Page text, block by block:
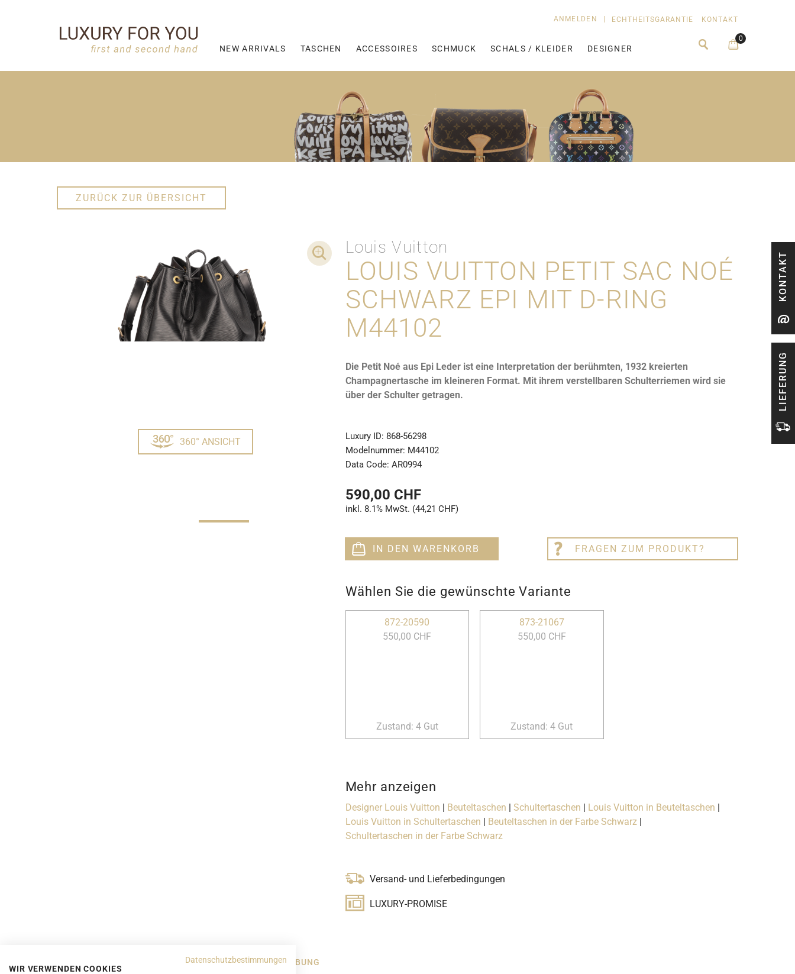
NEW ARRIVALS TASCHEN ACCESSOIRES SCHMUCK SCHALS / KLEIDER DESIGNER
ANMELDEN ECHTHEITSGARANTIE KONTAKT
0
LIEFERUNG
KONTAKT
ZURÜCK ZUR ÜBERSICHT
DETAIL-AUFNAHMEN
360° ANSICHT
Louis Vuitton
LOUIS VUITTON PETIT SAC NOÉ
SCHWARZ EPI MIT D-RING
M44102
Die Petit Noé aus Epi Leder ist eine Interpretation der berühmten, 1932 kreierten
Champagnertasche im kleineren Format. Mit ihrem verstellbaren Schulterriemen wird sie
über der Schulter getragen.
Luxury ID: 868-56298
Modelnummer: M44102
Data Code: AR0994
590,00 CHF
inkl. 8.1% MwSt. (44,21 CHF)
IN DEN WARENKORB FRAGEN ZUM PRODUKT?
Wählen Sie die gewünschte Variante
872-20590
550,00 CHF
Zustand: 4 Gut
873-21067
550,00 CHF
Zustand: 4 Gut
Mehr anzeigen
Designer Louis Vuitton | Beuteltaschen | Schultertaschen | Louis Vuitton in Beuteltaschen |
Louis Vuitton in Schultertaschen | Beuteltaschen in der Farbe Schwarz |
Schultertaschen in der Farbe Schwarz
Versand- und Lieferbedingungen
LUXURY-PROMISE
ABMESSUNGEN ZUSTANDSBESCHREIBUNG
Datenschutzbestimmungen
WIR VERWENDEN COOKIES